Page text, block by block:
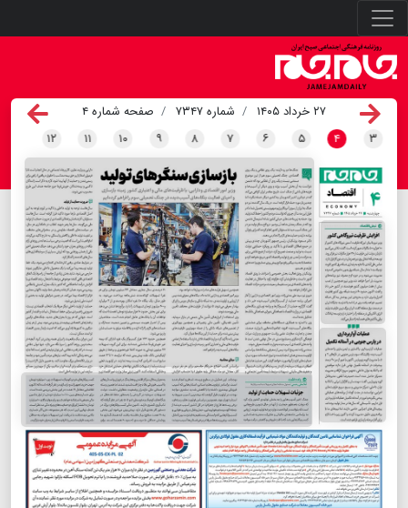
۲۷ خرداد ۱۴۰۵ شماره ۷۳۴۷
صفحه شماره ۴
۳ ۴ ۵ ۶ ۷ ۸ ۹ ۱۰ ۱۱ ۱۲